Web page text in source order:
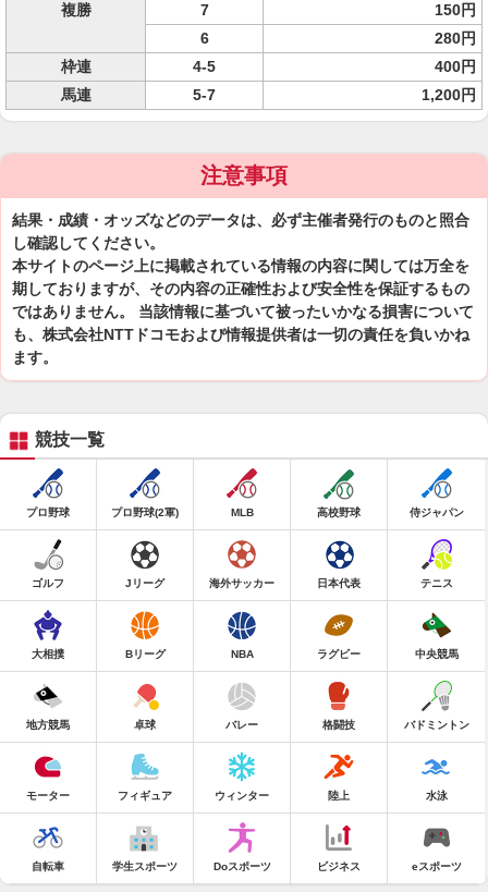
複勝
7
150円
6
280円
枠連
4-5
400円
馬連
5-7 1,200円
注意事項
結果・成績・オッズなどのデータは、必ず主催者発行のものと照合
し確認してください。
本サイトのページ上に掲載されている情報の内容に関しては万全を
期しておりますが、その内容の正確性および安全性を保証するもの
ではありません。 当該情報に基づいて被ったいかなる損害について
も、株式会社NTTドコモおよび情報提供者は一切の責任を負いかね
ます。
競技一覧
プロ野球 プロ野球(2軍) MLB 高校野球 侍ジャパン
ゴルフ Jリーグ 海外サッカー 日本代表 テニス
大相撲 Bリーグ NBA ラグビー 中央競馬
地方競馬 卓球 バレー 格闘技 バドミントン
モーター フィギュア ウィンター 陸上 水泳
自転車 学生スポーツ Doスポーツ ビジネス eスポーツ